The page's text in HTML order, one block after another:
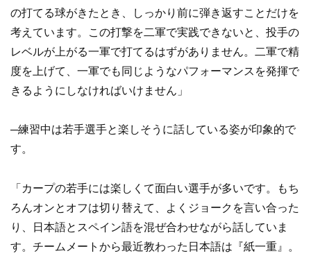
の打てる球がきたとき、しっかり前に弾き返すことだけを
考えています。この打撃を二軍で実践できないと、投手の
レベルが上がる一軍で打てるはずがありません。二軍で精
度を上げて、一軍でも同じようなパフォーマンスを発揮で
きるようにしなければいけません」
─練習中は若手選手と楽しそうに話している姿が印象的で
す。
「カープの若手には楽しくて面白い選手が多いです。もち
ろんオンとオフは切り替えて、よくジョークを言い合った
り、日本語とスペイン語を混ぜ合わせながら話していま
す。チームメートから最近教わった日本語は『紙一重』。